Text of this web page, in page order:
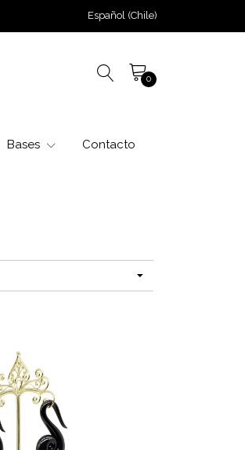
Español (Chile)
0
Bases Contacto